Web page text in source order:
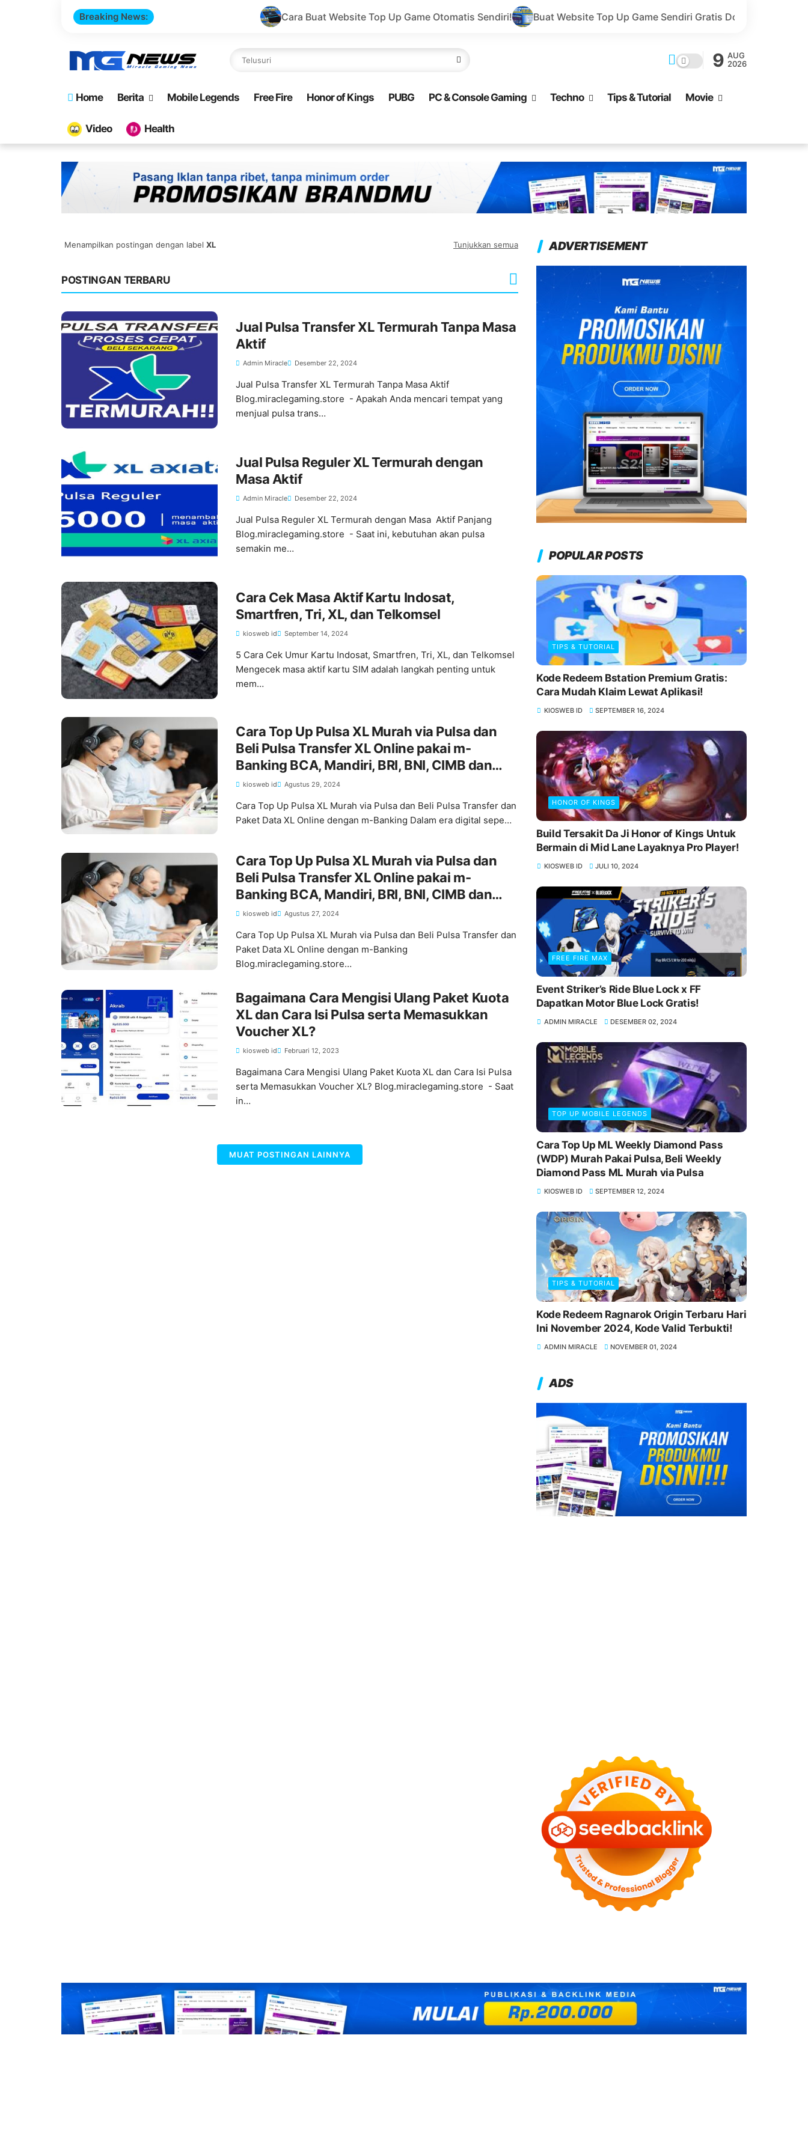
Breaking News: Cara Buat Website Top Up Game Otomatis Sendiri! Buat Website Top Up Game Sendiri Gratis Domain dan Harga Lebih Murah!
9 AUG
2026
Home Berita Mobile Legends Free Fire Honor of Kings PUBG PC & Console Gaming Techno Tips & Tutorial Movie
Video Health
Menampilkan postingan dengan label XL Tunjukkan semua
POSTINGAN TERBARU
Jual Pulsa Transfer XL Termurah Tanpa Masa
Aktif
Admin Miracle Desember 22, 2024
Jual Pulsa Transfer XL Termurah Tanpa Masa Aktif
Blog.miraclegaming.store - Apakah Anda mencari tempat yang
menjual pulsa trans…
Jual Pulsa Reguler XL Termurah dengan
Masa Aktif
Admin Miracle Desember 22, 2024
Jual Pulsa Reguler XL Termurah dengan Masa Aktif Panjang
Blog.miraclegaming.store - Saat ini, kebutuhan akan pulsa
semakin me…
Cara Cek Masa Aktif Kartu Indosat,
Smartfren, Tri, XL, dan Telkomsel
kiosweb id September 14, 2024
5 Cara Cek Umur Kartu Indosat, Smartfren, Tri, XL, dan Telkomsel
Mengecek masa aktif kartu SIM adalah langkah penting untuk
mem…
Cara Top Up Pulsa XL Murah via Pulsa dan
Beli Pulsa Transfer XL Online pakai m-
Banking BCA, Mandiri, BRI, BNI, CIMB dan
ATM
kiosweb id Agustus 29, 2024
Cara Top Up Pulsa XL Murah via Pulsa dan Beli Pulsa Transfer dan
Paket Data XL Online dengan m-Banking Dalam era digital sepe…
Cara Top Up Pulsa XL Murah via Pulsa dan
Beli Pulsa Transfer XL Online pakai m-
Banking BCA, Mandiri, BRI, BNI, CIMB dan
ATM
kiosweb id Agustus 27, 2024
Cara Top Up Pulsa XL Murah via Pulsa dan Beli Pulsa Transfer dan
Paket Data XL Online dengan m-Banking
Blog.miraclegaming.store…
Bagaimana Cara Mengisi Ulang Paket Kuota
XL dan Cara Isi Pulsa serta Memasukkan
Voucher XL?
kiosweb id Februari 12, 2023
Bagaimana Cara Mengisi Ulang Paket Kuota XL dan Cara Isi Pulsa
serta Memasukkan Voucher XL? Blog.miraclegaming.store - Saat
in…
MUAT POSTINGAN LAINNYA
ADVERTISEMENT
POPULAR POSTS
TIPS & TUTORIAL
Kode Redeem Bstation Premium Gratis:
Cara Mudah Klaim Lewat Aplikasi!
KIOSWEB ID SEPTEMBER 16, 2024
HONOR OF KINGS
Build Tersakit Da Ji Honor of Kings Untuk
Bermain di Mid Lane Layaknya Pro Player!
KIOSWEB ID JULI 10, 2024
FREE FIRE MAX
Event Striker’s Ride Blue Lock x FF
Dapatkan Motor Blue Lock Gratis!
ADMIN MIRACLE DESEMBER 02, 2024
TOP UP MOBILE LEGENDS
Cara Top Up ML Weekly Diamond Pass
(WDP) Murah Pakai Pulsa, Beli Weekly
Diamond Pass ML Murah via Pulsa
KIOSWEB ID SEPTEMBER 12, 2024
TIPS & TUTORIAL
Kode Redeem Ragnarok Origin Terbaru Hari
Ini November 2024, Kode Valid Terbukti!
ADMIN MIRACLE NOVEMBER 01, 2024
ADS